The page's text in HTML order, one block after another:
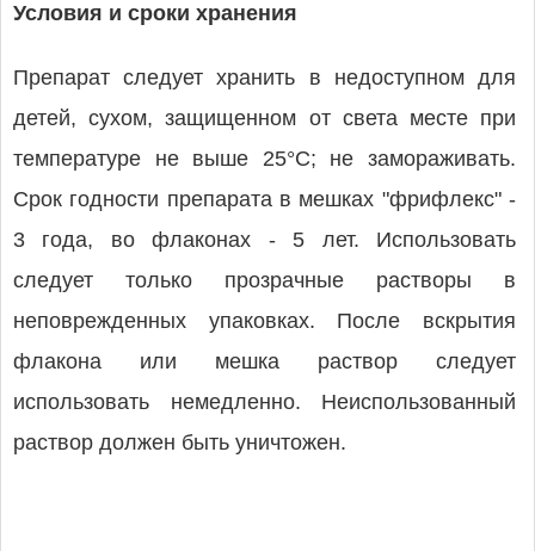
Условия и сроки хранения
Препарат следует хранить в недоступном для
детей, сухом, защищенном от света месте при
температуре не выше 25°C; не замораживать.
Срок годности препарата в мешках "фрифлекс" -
3 года, во флаконах - 5 лет. Использовать
следует только прозрачные растворы в
неповрежденных упаковках. После вскрытия
флакона или мешка раствор следует
использовать немедленно. Неиспользованный
раствор должен быть уничтожен.